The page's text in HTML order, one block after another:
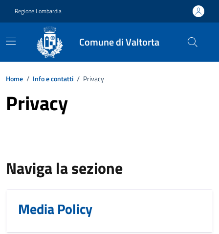
Regione Lombardia
Comune di Valtorta
Home / Info e contatti / Privacy
Privacy
Naviga la sezione
Media Policy